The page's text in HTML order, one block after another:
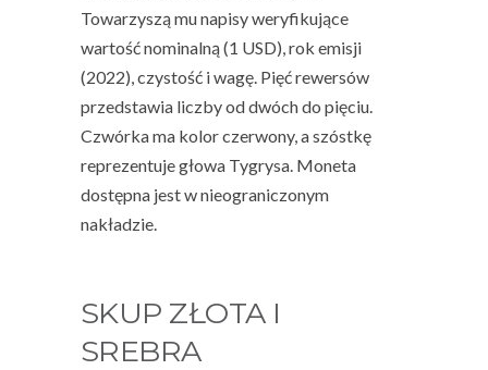
Towarzyszą mu napisy weryfikujące
wartość nominalną (1 USD), rok emisji
(2022), czystość i wagę. Pięć rewersów
przedstawia liczby od dwóch do pięciu.
Czwórka ma kolor czerwony, a szóstkę
reprezentuje głowa Tygrysa. Moneta
dostępna jest w nieograniczonym
nakładzie.
SKUP ZŁOTA I
SREBRA